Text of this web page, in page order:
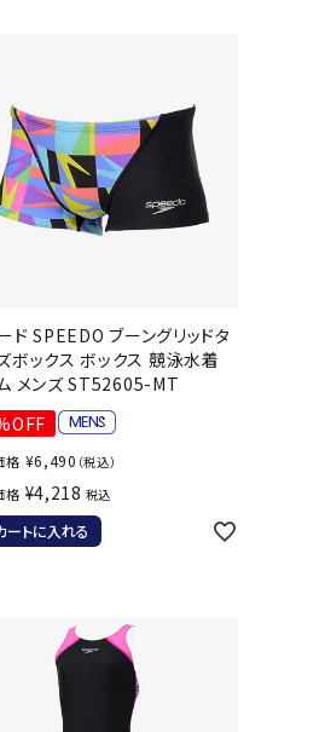
ボール（テニス）
その他アクセサリー
バレーボール
バレーボールシューズ
バレーボールウェア
ボール用品（バレーボール）
ソックス
その他アクセサリー
ニット帽・ビーニー
その他キャップ
gol. GOSEN
JFIT le coq sportif
Marble Marmot
molten
ド SPEEDO ブーングリッドタ
ボックス ボックス 競泳水着
メンズ ST52605-MT
格 ¥6,490 （税込）
格 ¥4,218 税込
ートに入れる